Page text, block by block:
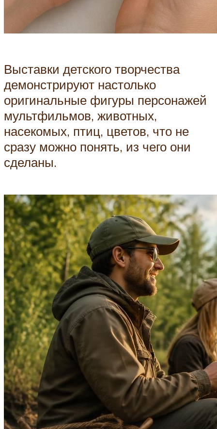
Выставки детского творчества
демонстрируют настолько
оригинальные фигуры персонажей
мультфильмов, животных,
насекомых, птиц, цветов, что не
сразу можно понять, из чего они
сделаны.